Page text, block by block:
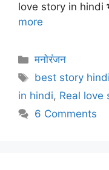
love story in hindi
more
Categories
मनोरंजन
Tags
best story hindi
in hindi, Real love
6 Comments